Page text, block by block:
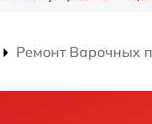
Ремонт Варочных